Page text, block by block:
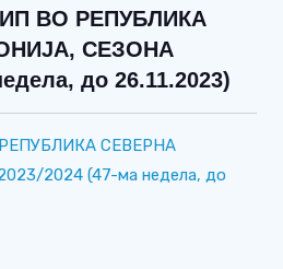
ВО РЕПУБЛИКА
СЕЗОНА
до 26.11.2023)
СЕВЕРНА
2024 (47-ма недела, до